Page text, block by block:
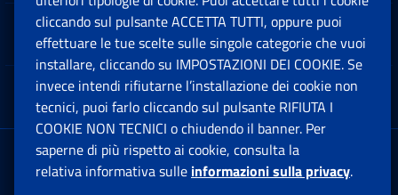
Note Legali
App mobile
Sede Legale : Via Ciro il Grande, 21
00144 Roma
cliccando sul pulsante ACCETTA TUTTI, oppure puoi
effettuare le tue scelte sulle singole categorie che vuoi
installare, cliccando su IMPOSTAZIONI DEI COOKIE. Se
invece intendi rifiutarne l’installazione dei cookie non
tecnici, puoi farlo cliccando sul pulsante RIFIUTA I
COOKIE NON TECNICI o chiudendo il banner. Per
saperne di più rispetto ai cookie, consulta la
relativa informativa sulle informazioni sulla privacy.